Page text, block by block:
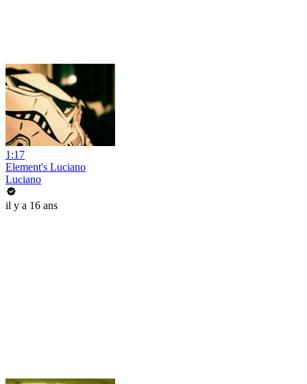
1:17
Element's Luciano
Luciano
il y a 16 ans